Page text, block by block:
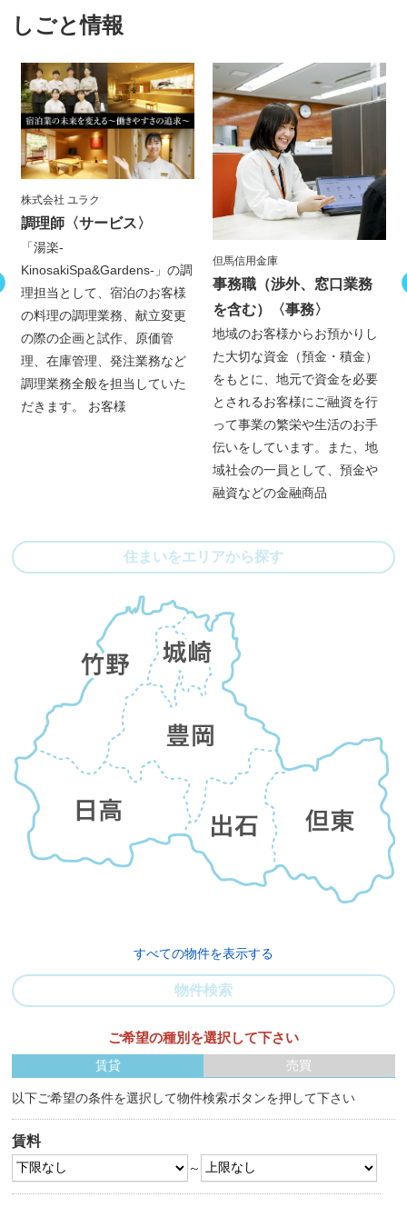
しごと情報
株式会社 ユラク
調理師 〈サービス〉
「湯楽-
KinosakiSpa&Gardens-」の調
理担当として、宿泊のお客様
の料理の調理業務、献立変更
の際の企画と試作、原価管
理、在庫管理、発注業務など
調理業務全般を担当していた
だきます。 お客様
但馬信用金庫
事務職（渉外、窓口業務
を含む）
〈事務〉
地域のお客様からお預かりし
た大切な資金（預金・積金）
をもとに、地元で資金を必要
とされるお客様にご融資を行
って事業の繁栄や生活のお手
伝いをしています。また、地
域社会の一員として、預金や
融資などの金融商品
住まいをエリアから探す
すべての物件を表示する
物件検索
ご希望の種別を選択して下さい
賃貸 売買
以下ご希望の条件を選択して物件検索ボタンを押して下さい
賃料
～